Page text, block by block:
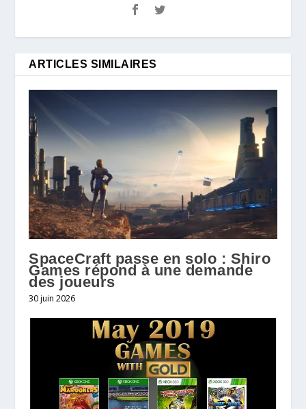
ARTICLES SIMILAIRES
SpaceCraft passe en solo : Shiro
Games répond à une demande
des joueurs
30 juin 2026